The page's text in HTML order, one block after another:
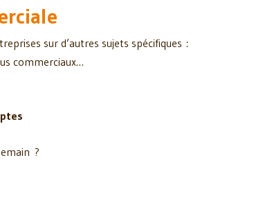
sur d’autres sujets spécifiques :
commerciaux…
?